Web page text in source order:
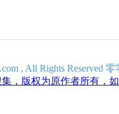
, All Rights Reserved
，版权为原作者所有，